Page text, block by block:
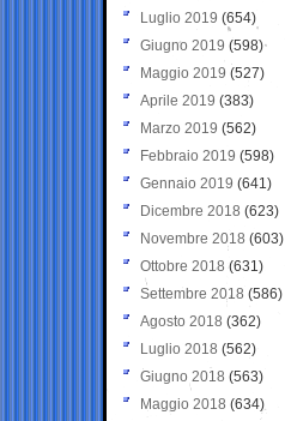
Luglio 2019 (654)
Giugno 2019 (598)
Maggio 2019 (527)
Aprile 2019 (383)
Marzo 2019 (562)
Febbraio 2019 (598)
Gennaio 2019 (641)
Dicembre 2018 (623)
Novembre 2018 (603)
Ottobre 2018 (631)
Settembre 2018 (586)
Agosto 2018 (362)
Luglio 2018 (562)
Giugno 2018 (563)
Maggio 2018 (634)